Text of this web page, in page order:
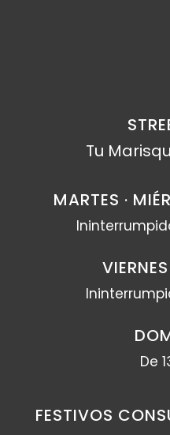
Tu
MARTES ·
De
FESTIVOS